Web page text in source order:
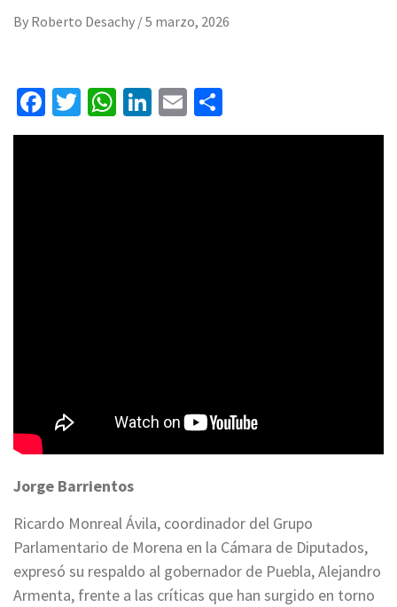
By Roberto Desachy /5 marzo, 2026
Facebook
Twitter
WhatsApp
LinkedIn
Email
Jorge Barrientos
Ricardo Monreal Ávila, coordinador del Grupo
Parlamentario de Morena en la Cámara de Diputados,
expresó su respaldo al gobernador de Puebla, Alejandro
Armenta, frente a las críticas que han surgido en torno